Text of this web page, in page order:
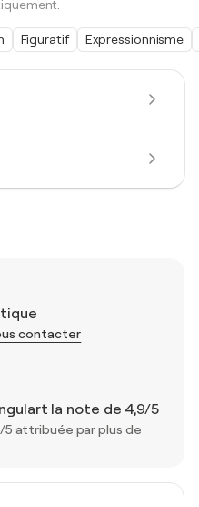
contacter
la note de 4,9/5
5 attribuée par plus de
Figuratif Expressionnisme